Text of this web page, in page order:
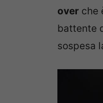
over che
battente
sospesa